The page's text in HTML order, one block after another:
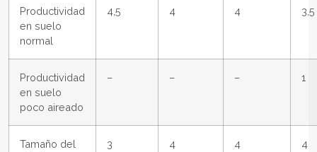
Productividad
en suelo
normal
4,5 4 4 3,5
Productividad
en suelo
poco aireado
– – – 1
Tamaño del
3 4 4 4